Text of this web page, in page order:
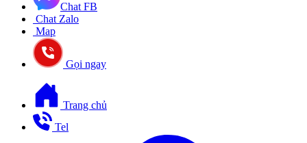
Chat FB
Chat Zalo
Map
Gọi ngay
Trang chủ
Tel